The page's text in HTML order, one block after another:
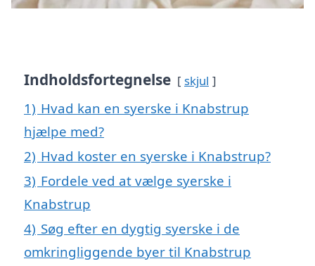
Indholdsfortegnelse skjul
1) Hvad kan en syerske i Knabstrup
hjælpe med?
2) Hvad koster en syerske i Knabstrup?
3) Fordele ved at vælge syerske i
Knabstrup
4) Søg efter en dygtig syerske i de
omkringliggende byer til Knabstrup